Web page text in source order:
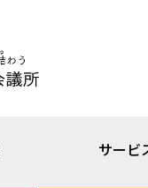
サービ